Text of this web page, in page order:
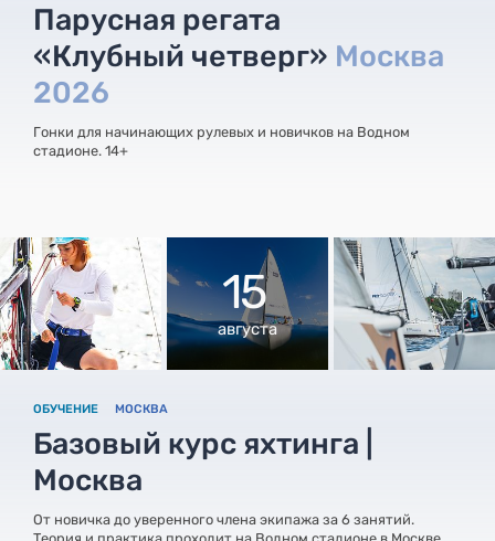
Парусная регата
«Клубный четверг» Москва
2026
Гонки для начинающих рулевых и новичков на Водном
стадионе. 14+
15
августа
ОБУЧЕНИЕ МОСКВА
Базовый курс яхтинга |
Москва
От новичка до уверенного члена экипажа за 6 занятий.